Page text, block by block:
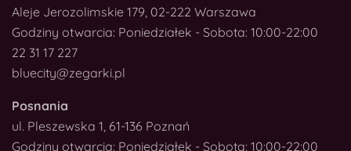
Aleje Jerozolimskie 179, 02-222 Warszawa
Godziny otwarcia: Poniedziałek - Sobota: 10:00-22:00
22 31 17 227
bluecity@zegarki.pl
Posnania
ul. Pleszewska 1, 61-136 Poznań
Godziny otwarcia: Poniedziałek - Sobota: 10:00-22:00